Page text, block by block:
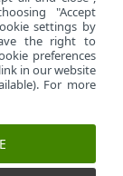
"Accept
settings by
the right to
preferences
in our website
For more